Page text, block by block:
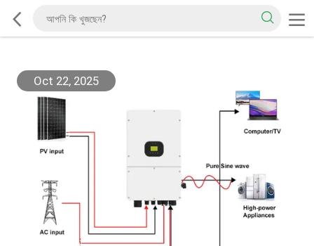
Oct 22, 2025